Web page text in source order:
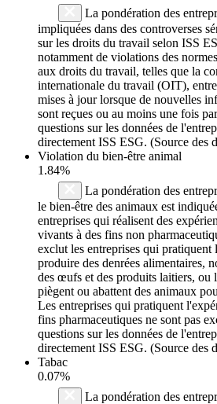
La pondération des
impliquées dans des controverses
sur les droits du travail selon ISS
notamment de violations des
aux droits du travail, telles que la
internationale du travail (OIT),
mises à jour lorsque de nouvelles
sont reçues ou au moins une fois
questions sur les données de
directement ISS ESG. (Source des
Violation du bien-être animal
1.84%
La pondération des
le bien-être des animaux est
entreprises qui réalisent des
vivants à des fins non
exclut les entreprises qui
produire des denrées alimentaires,
des œufs et des produits laitiers, ou
piègent ou abattent des animaux
Les entreprises qui pratiquent
fins pharmaceutiques ne sont pas
questions sur les données de
directement ISS ESG. (Source des
Tabac
0.07%
La pondération des